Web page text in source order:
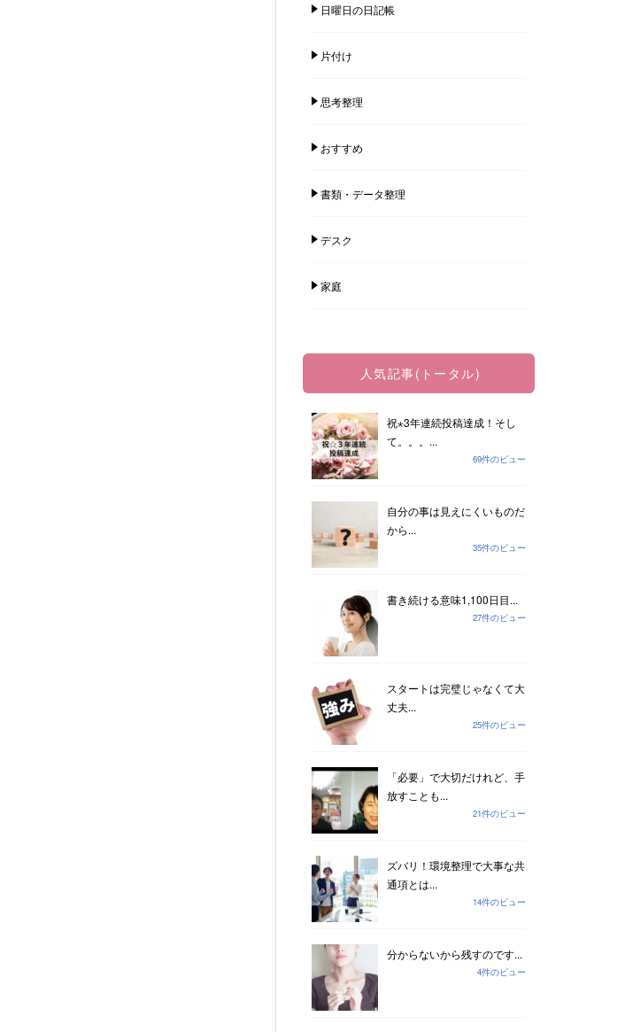
日曜日の日記帳
片付け
思考整理
おすすめ
書類・データ整理
デスク
家庭
人気記事(トータル)
祝⋆3年連続投稿達成！そし
て。。。...
69件のビュー
自分の事は見えにくいものだ
から...
35件のビュー
書き続ける意味1,100日目...
27件のビュー
スタートは完璧じゃなくて大
丈夫...
25件のビュー
「必要」で大切だけれど、手
放すことも...
21件のビュー
ズバリ！環境整理で大事な共
通項とは...
14件のビュー
分からないから残すのです...
4件のビュー